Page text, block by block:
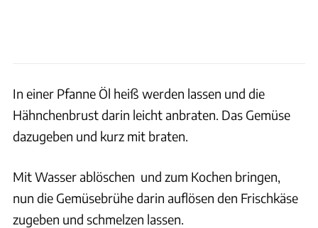
In einer Pfanne Öl heiß werden lassen und die
Hähnchenbrust darin leicht anbraten. Das Gemüse
dazugeben und kurz mit braten.
Mit Wasser ablöschen und zum Kochen bringen,
nun die Gemüsebrühe darin auflösen den Frischkäse
zugeben und schmelzen lassen.